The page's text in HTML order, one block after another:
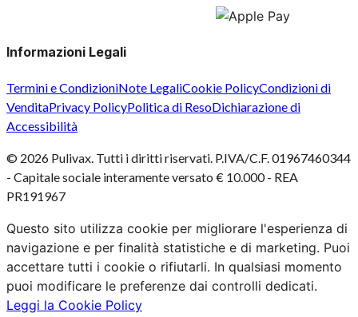
Informazioni Legali
Termini e CondizioniNote LegaliCookie PolicyCondizioni di
VenditaPrivacy PolicyPolitica di ResoDichiarazione di
Accessibilità
© 2026 Pulivax. Tutti i diritti riservati. P.IVA/C.F. 01967460344
- Capitale sociale interamente versato € 10.000 - REA
PR191967
Questo sito utilizza cookie per migliorare l'esperienza di
navigazione e per finalità statistiche e di marketing. Puoi
accettare tutti i cookie o rifiutarli. In qualsiasi momento
puoi modificare le preferenze dai controlli dedicati.
Leggi la Cookie Policy